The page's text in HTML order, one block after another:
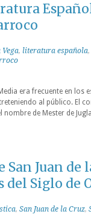
, literatura española,
era frecuente en los
al público. El
de Mester de
Juan de
Siglo de
, San Juan de la Cruz,